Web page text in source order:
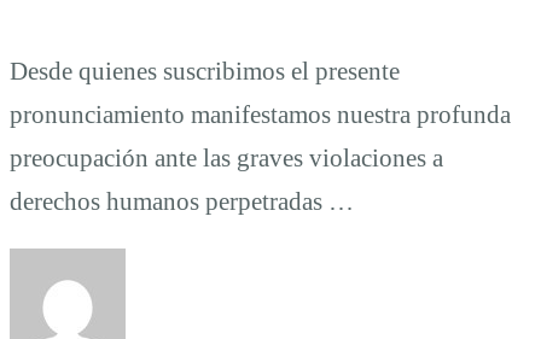
Desde quienes suscribimos el presente
pronunciamiento manifestamos nuestra profunda
preocupación ante las graves violaciones a
derechos humanos perpetradas …